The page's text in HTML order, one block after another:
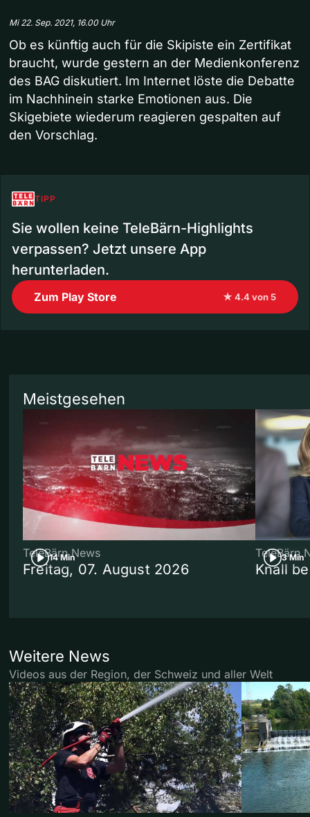
Mi 22. Sep. 2021, 16.00 Uhr
Ob es künftig auch für die Skipiste ein Zertifikat
braucht, wurde gestern an der Medienkonferenz
des BAG diskutiert. Im Internet löste die Debatte
im Nachhinein starke Emotionen aus. Die
Skigebiete wiederum reagieren gespalten auf
den Vorschlag.
TIPP
Sie wollen keine TeleBärn-Highlights
verpassen? Jetzt unsere App
herunterladen.
Zum Play Store ★ 4.4 von 5
Meistgesehen
14 Min
TeleBärn News
Freitag, 07. August 2026
3 Min
TeleBärn
Knall
Weitere News
Videos aus der Region, der Schweiz und aller Welt